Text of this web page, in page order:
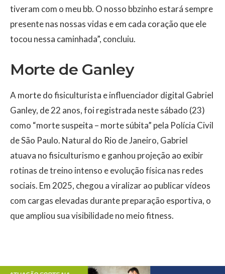
tiveram com o meu bb. O nosso bbzinho estará sempre
presente nas nossas vidas e em cada coração que ele
tocou nessa caminhada”, concluiu.
Morte de Ganley
A morte do fisiculturista e influenciador digital Gabriel
Ganley, de 22 anos, foi registrada neste sábado (23)
como “morte suspeita – morte súbita” pela Polícia Civil
de São Paulo. Natural do Rio de Janeiro, Gabriel
atuava no fisiculturismo e ganhou projeção ao exibir
rotinas de treino intenso e evolução física nas redes
sociais. Em 2025, chegou a viralizar ao publicar vídeos
com cargas elevadas durante preparação esportiva, o
que ampliou sua visibilidade no meio fitness.